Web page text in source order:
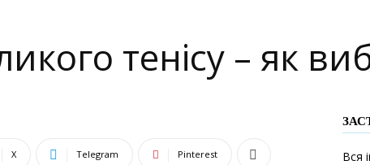
тенісу – як
X Telegram Pinterest
Вся